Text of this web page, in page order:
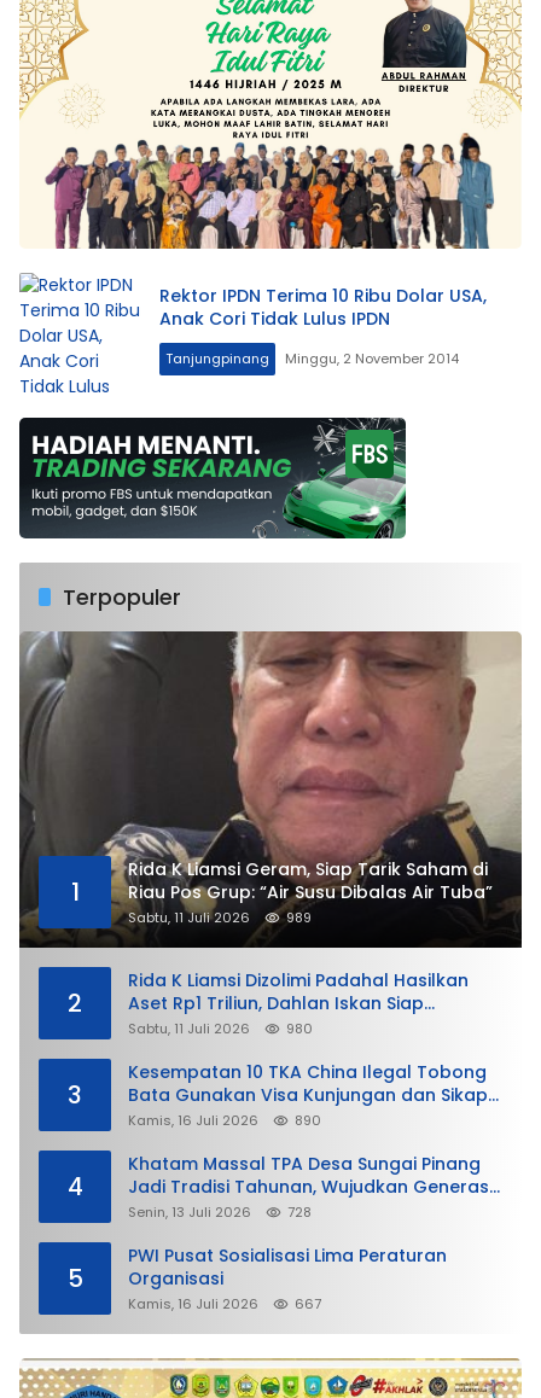
Rektor IPDN Terima 10 Ribu Dolar USA,
Anak Cori Tidak Lulus IPDN
Tanjungpinang Minggu, 2 November 2014
Terpopuler
1
Rida K Liamsi Geram, Siap Tarik Saham di
Riau Pos Grup: “Air Susu Dibalas Air Tuba”
Sabtu, 11 Juli 2026 989
2
Rida K Liamsi Dizolimi Padahal Hasilkan
Aset Rp1 Triliun, Dahlan Iskan Siap
Membela
Sabtu, 11 Juli 2026 980
3
Kesempatan 10 TKA China Ilegal Tobong
Bata Gunakan Visa Kunjungan dan Sikap
Lunak Ditjen Imigrasi Kepri?
Kamis, 16 Juli 2026 890
4
Khatam Massal TPA Desa Sungai Pinang
Jadi Tradisi Tahunan, Wujudkan Generasi
Qurani
Senin, 13 Juli 2026 728
5
PWI Pusat Sosialisasi Lima Peraturan
Organisasi
Kamis, 16 Juli 2026 667